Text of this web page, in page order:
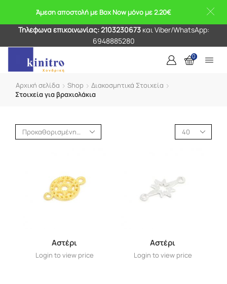
Άμεση αποστολή με Box Now μόνο με 2.20€
Τηλέφωνα επικοινωνίας: 2103230673και Viber/WhatsApp:
6948885280
0
Αρχική σελίδα Shop
Διακοσμητικά Στοιχεία
Στοιχεία για βραχιολάκια
Aστέρι
Login to view price
Αστέρι
Login to view price